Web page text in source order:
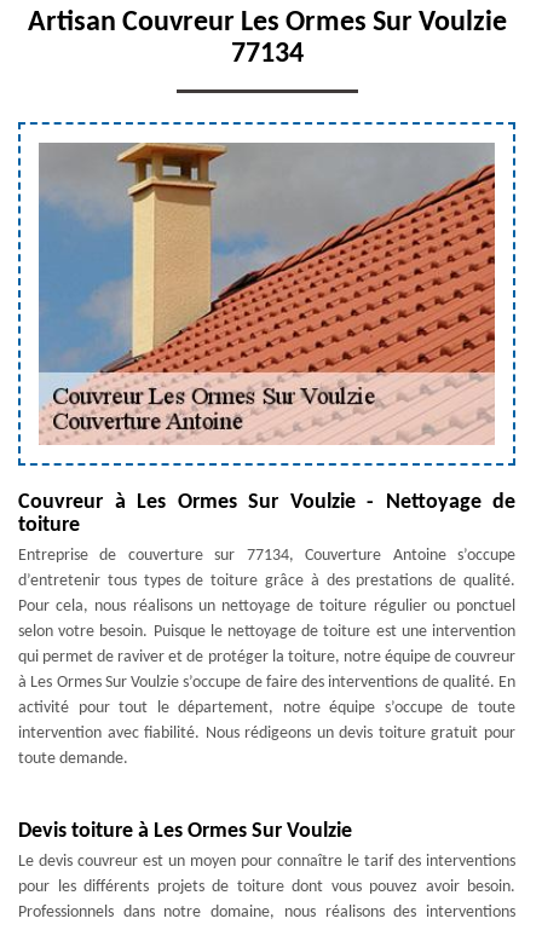
Artisan Couvreur Les Ormes Sur Voulzie
77134
Couvreur à Les Ormes Sur Voulzie - Nettoyage de
toiture
Entreprise de couverture sur 77134, Couverture Antoine s’occupe
d’entretenir tous types de toiture grâce à des prestations de qualité.
Pour cela, nous réalisons un nettoyage de toiture régulier ou ponctuel
selon votre besoin. Puisque le nettoyage de toiture est une intervention
qui permet de raviver et de protéger la toiture, notre équipe de couvreur
à Les Ormes Sur Voulzie s’occupe de faire des interventions de qualité. En
activité pour tout le département, notre équipe s’occupe de toute
intervention avec fiabilité. Nous rédigeons un devis toiture gratuit pour
toute demande.
Devis toiture à Les Ormes Sur Voulzie
Le devis couvreur est un moyen pour connaître le tarif des interventions
pour les différents projets de toiture dont vous pouvez avoir besoin.
Professionnels dans notre domaine, nous réalisons des interventions